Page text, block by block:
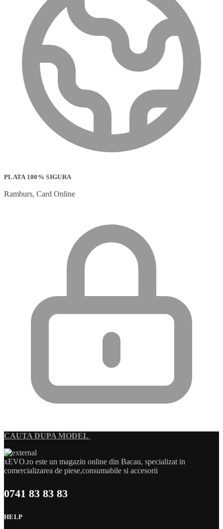
PLATA 100% SIGURA
Ramburs, Card Online
CAUTA DUPA MODEL
xEVO.ro este un magazin online din Bacau, specializat in
comercializarea de piese,consumabile si accesorii
0741 83 83 83
HELP